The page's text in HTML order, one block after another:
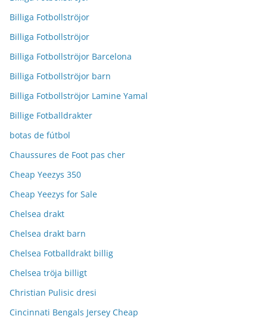
Billiga Fotbollströjor
Billiga Fotbollströjor
Billiga Fotbollströjor Barcelona
Billiga Fotbollströjor barn
Billiga Fotbollströjor Lamine Yamal
Billige Fotballdrakter
botas de fútbol
Chaussures de Foot pas cher
Cheap Yeezys 350
Cheap Yeezys for Sale
Chelsea drakt
Chelsea drakt barn
Chelsea Fotballdrakt billig
Chelsea tröja billigt
Christian Pulisic dresi
Cincinnati Bengals Jersey Cheap